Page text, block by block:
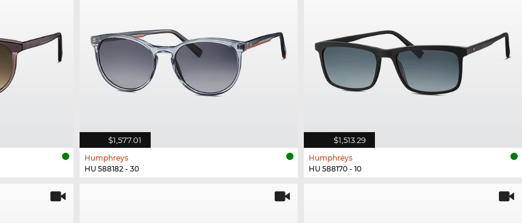
$1,577.01
Humphreys
HU 588182 - 30
$1,513.29
Humphreys
HU 588170 - 10